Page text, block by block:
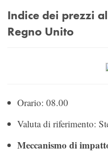
Indice dei prezzi
Regno Unito
Orario: 08.00
Valuta di riferimento:
Meccanismo di